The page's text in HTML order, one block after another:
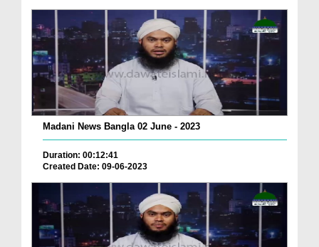
Madani News Bangla 02 June - 2023
Duration: 00:12:41
Created Date: 09-06-2023